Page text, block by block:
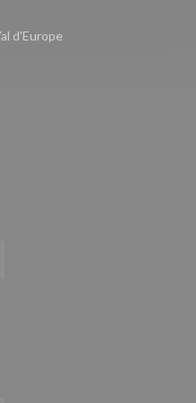
d'Europe